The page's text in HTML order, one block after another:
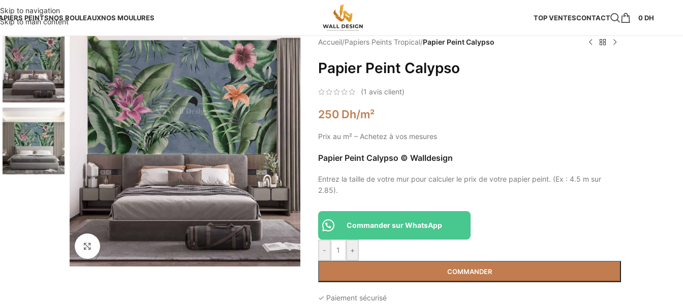
Skip to navigation
Skip to main content
PEINTSNOS ROULEAUXNOS MOULURES TOP VENTESCONTACT 0DH
Élargir
Accueil/Papiers Peints Tropical/Papier Peint Calypso
Papier Peint Calypso
(1 avis client)
250 Dh/m²
Prix au m² – Achetez à vos mesures
Papier Peint Calypso © Walldesign
Entrez la taille de votre mur pour calculer le prix de votre papier peint. (Ex : 4.5 m sur
2.85).
- +
COMMANDER
Commander sur WhatsApp
✓ Paiement sécurisé